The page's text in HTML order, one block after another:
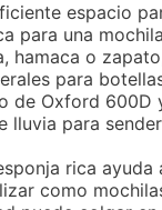
espacio
para una
hamaca o
para
Oxford 600D
para
rica
como